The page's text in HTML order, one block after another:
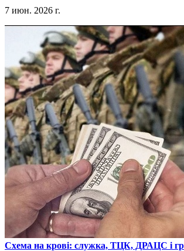
7 июн. 2026 г.
​Схема на крові: служка, ТЦК, ДРАЦС і